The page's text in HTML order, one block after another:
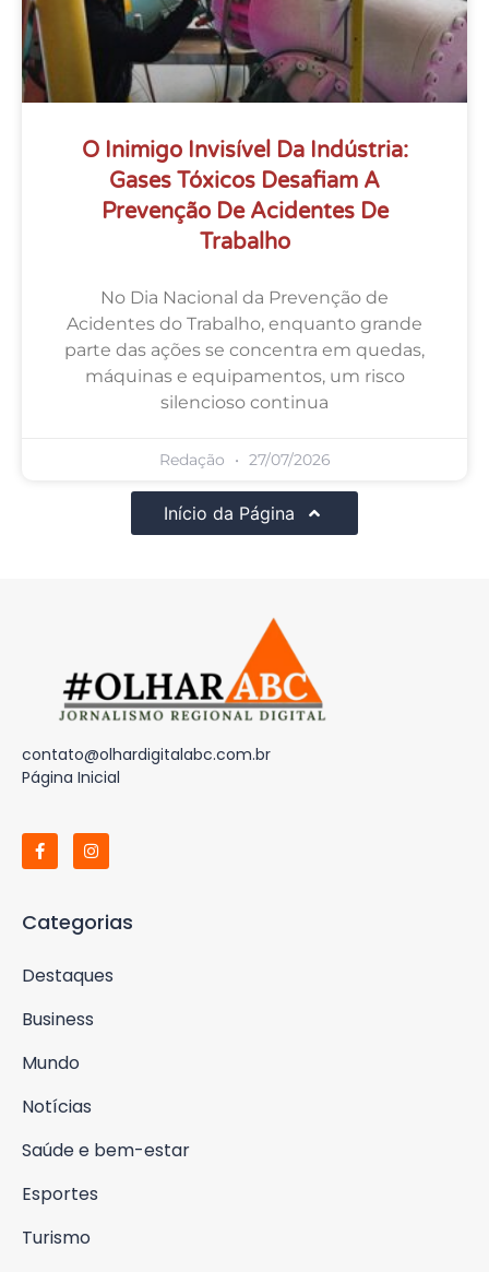
O Inimigo Invisível Da Indústria:
Gases Tóxicos Desafiam A
Prevenção De Acidentes De
Trabalho
No Dia Nacional da Prevenção de
Acidentes do Trabalho, enquanto grande
parte das ações se concentra em quedas,
máquinas e equipamentos, um risco
silencioso continua
Redação 27/07/2026
Início da Página
contato@olhardigitalabc.com.br
Página Inicial
Categorias
Destaques
Business
Mundo
Notícias
Saúde e bem-estar
Esportes
Turismo